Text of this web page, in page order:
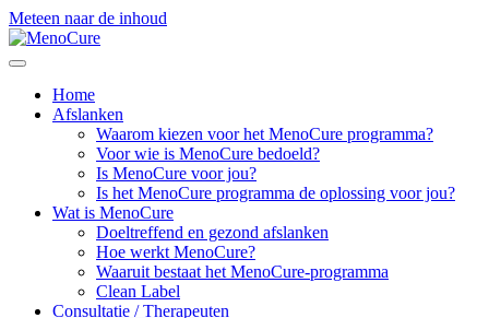
Meteen naar de inhoud
Home
Afslanken
Waarom kiezen voor het MenoCure programma?
Voor wie is MenoCure bedoeld?
Is MenoCure voor jou?
Is het MenoCure programma de oplossing voor jou?
Wat is MenoCure
Doeltreffend en gezond afslanken
Hoe werkt MenoCure?
Waaruit bestaat het MenoCure-programma
Clean Label
Consultatie / Therapeuten